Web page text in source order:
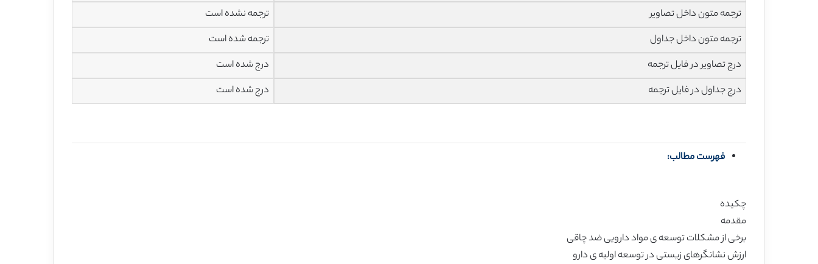
ترجمه متون داخل تصاویر
ترجمه نشده است
ترجمه متون داخل جداول
ترجمه شده است
درج تصاویر در فایل ترجمه
درج شده است
درج جداول در فایل ترجمه
درج شده است
فهرست مطالب:
چکیده
مقدمه
برخی از مشکلات توسعه ی مواد دارویی ضد چاقی
ارزش نشانگرهای زیستی در توسعه اولیه ی دارو